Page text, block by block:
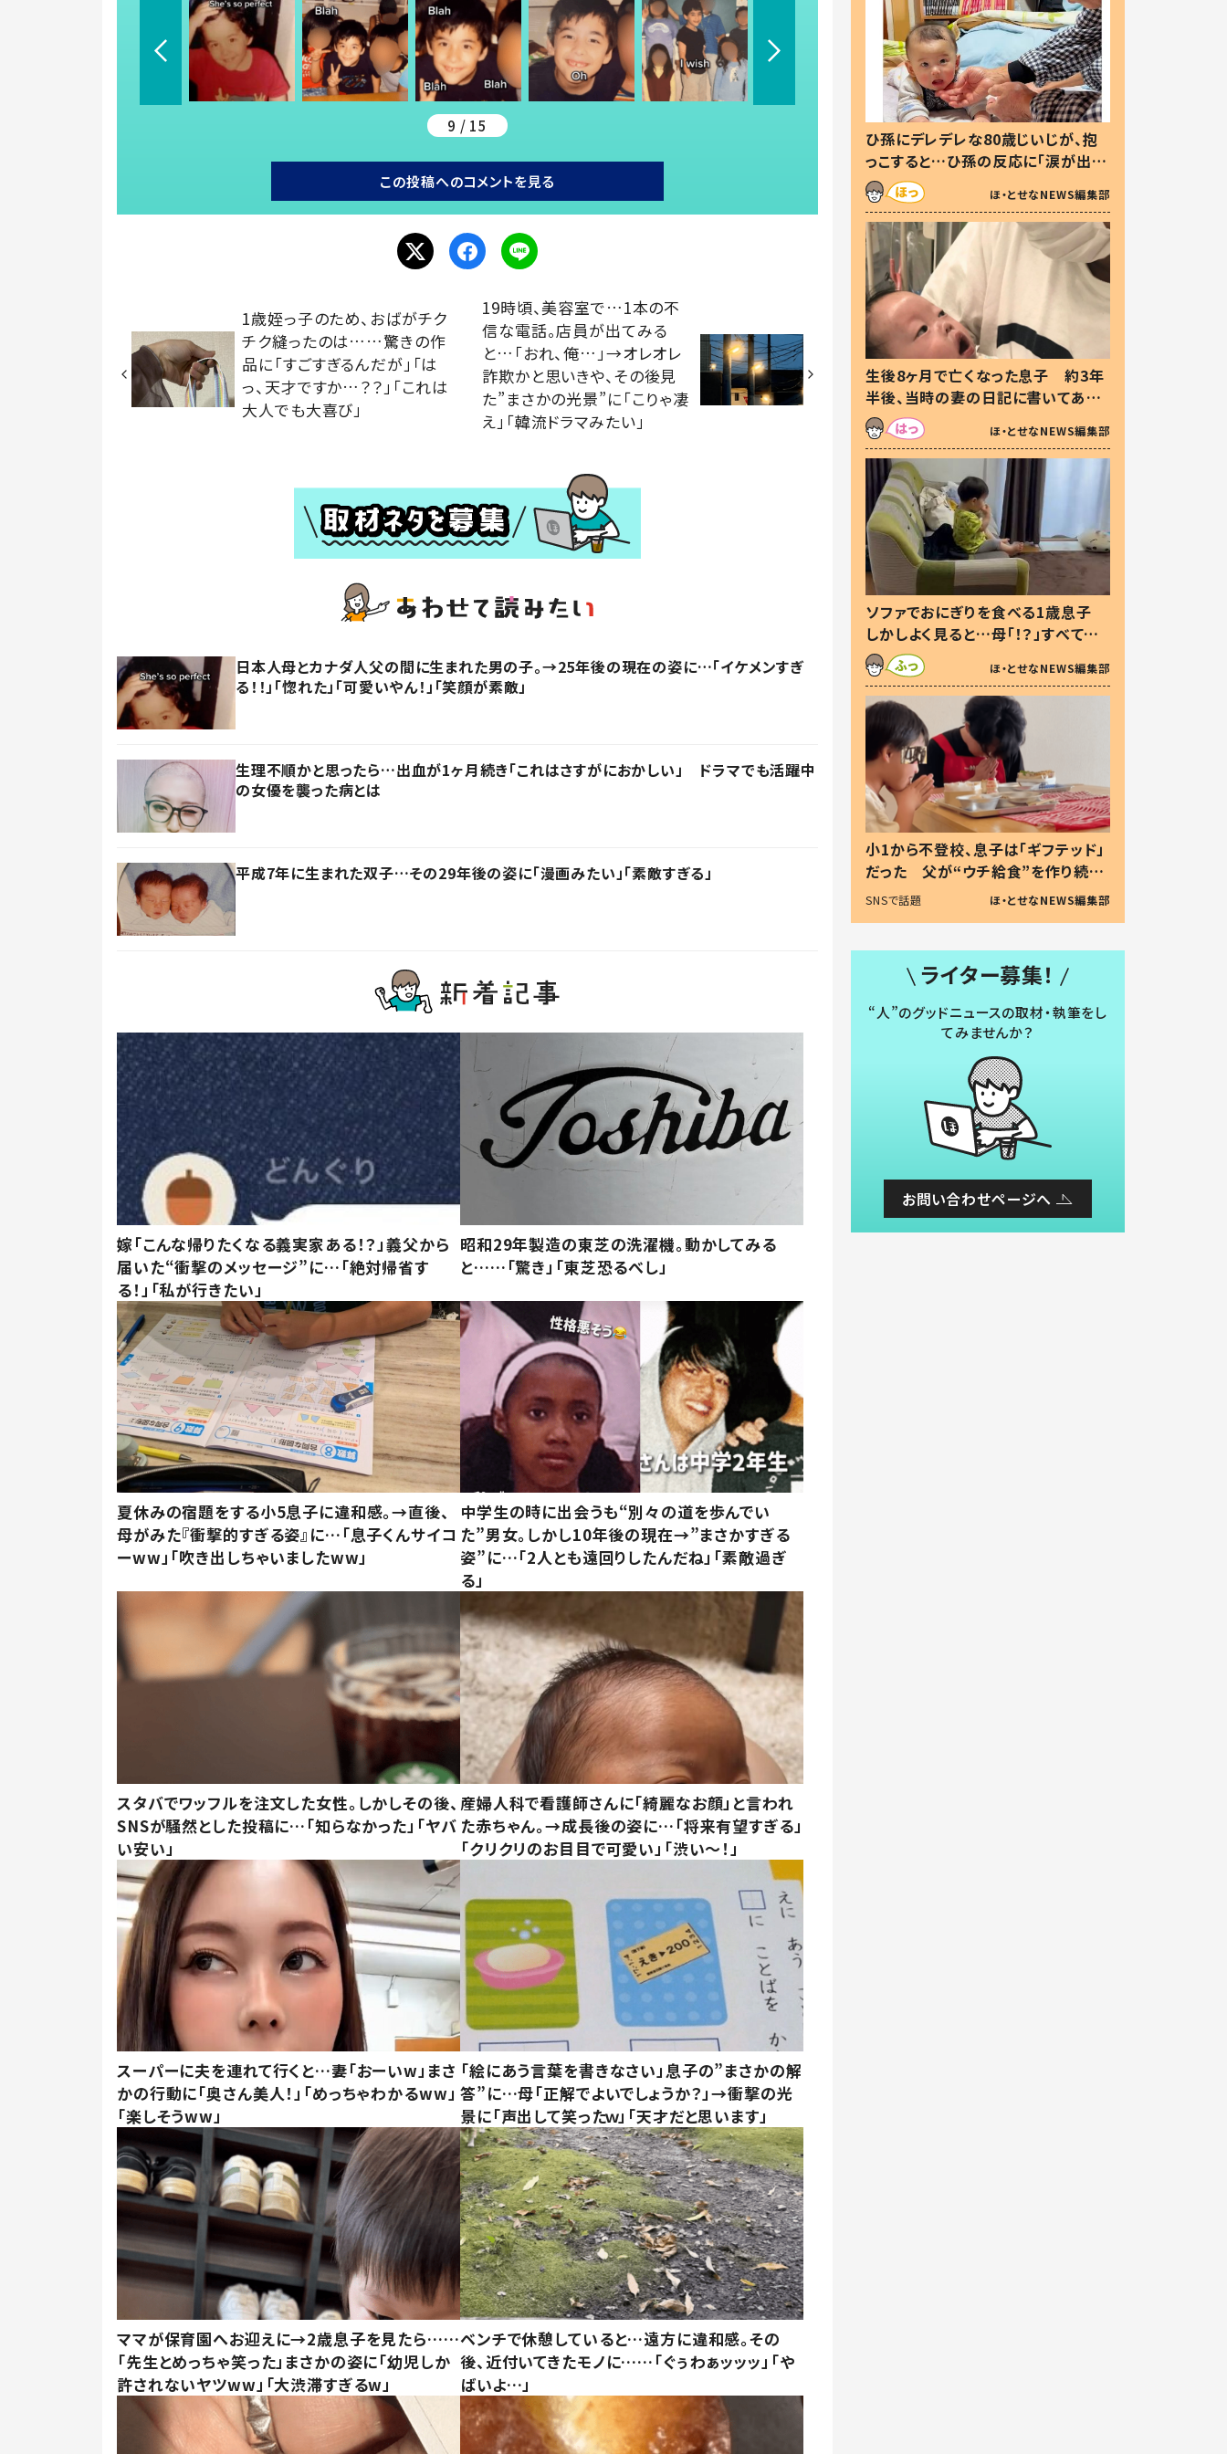
9 / 15
この投稿へのコメントを見る
1歳姪っ子のため、おばがチク
チク縫ったのは……驚きの作
品に「すごすぎるんだが」「は
っ、天才ですか…？？」「これは
大人でも大喜び」
19時頃、美容室で…1本の不
信な電話。店員が出てみる
と…「おれ、俺…」→オレオレ
詐欺かと思いきや、その後見
た”まさかの光景”に「こりゃ凄
え」「韓流ドラマみたい」
日本人母とカナダ人父の間に生まれた男の子。→25年後の現在の姿に…「イケメンすぎ
る！！」「惚れた」「可愛いやん！」「笑顔が素敵」
生理不順かと思ったら…出血が1ヶ月続き「これはさすがにおかしい」 ドラマでも活躍中
の女優を襲った病とは
平成7年に生まれた双子…その29年後の姿に「漫画みたい」「素敵すぎる」
嫁「こんな帰りたくなる義実家ある！？」義父から
届いた“衝撃のメッセージ”に…「絶対帰省す
る！」「私が行きたい」
昭和29年製造の東芝の洗濯機。動かしてみる
と……「驚き」「東芝恐るべし」
夏休みの宿題をする小5息子に違和感。→直後、
母がみた『衝撃的すぎる姿』に…「息子くんサイコ
ーww」「吹き出しちゃいましたww」
中学生の時に出会うも“別々の道を歩んでい
た”男女。しかし10年後の現在→”まさかすぎる
姿”に…「2人とも遠回りしたんだね」「素敵過ぎ
る」
スタバでワッフルを注文した女性。しかしその後、
SNSが騒然とした投稿に…「知らなかった」「ヤバ
い安い」
産婦人科で看護師さんに「綺麗なお顔」と言われ
た赤ちゃん。→成長後の姿に…「将来有望すぎる」
「クリクリのお目目で可愛い」「渋い～！」
スーパーに夫を連れて行くと…妻「おーいw」まさ
かの行動に「奥さん美人！」「めっちゃわかるww」
「楽しそうww」
「絵にあう言葉を書きなさい」息子の”まさかの解
答”に…母「正解でよいでしょうか？」→衝撃の光
景に「声出して笑ったｗ」「天才だと思います」
ママが保育園へお迎えに→2歳息子を見たら……
「先生とめっちゃ笑った」まさかの姿に「幼児しか
許されないヤツww」「大渋滞すぎるw」
ベンチで休憩していると…遠方に違和感。その
後、近付いてきたモノに……「ぐぅわぁッッッ」「や
ばいよ…」
ひ孫にデレデレな80歳じいじが、抱
っこすると…ひ孫の反応に「涙が出ま
した」「可愛くて仕方ない」
ほ・とせなNEWS編集部
生後8ヶ月で亡くなった息子 約3年
半後、当時の妻の日記に書いてあっ
た本音とは
ほ・とせなNEWS編集部
ソファでおにぎりを食べる1歳息子
しかしよく見ると…母「！？」すべてを
察した母の投稿に「可愛いから許
す！」「現行犯〜」
ほ・とせなNEWS編集部
小1から不登校、息子は「ギフテッド」
だった 父が“ウチ給食”を作り続け
る理由とは #令和の親 #令和の子
SNSで話題 ほ・とせなNEWS編集部
ライター募集！
“人”のグッドニュースの取材・執筆をし
てみませんか？
お問い合わせページへ